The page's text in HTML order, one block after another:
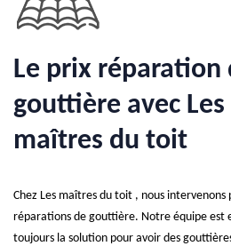
Le prix réparation
gouttière avec Les
maîtres du toit
Chez Les maîtres du toit , nous
réparations de gouttière. Notre équipe est
toujours la solution pour avoir des